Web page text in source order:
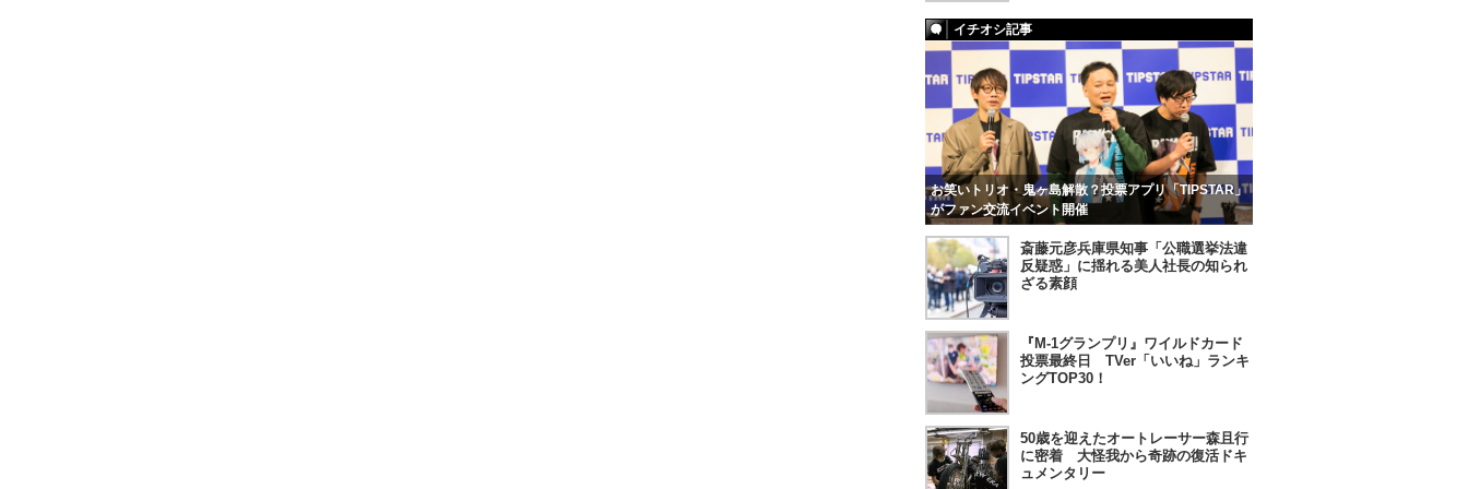
イチオシ記事
お笑いトリオ・鬼ヶ島解散？投票アプリ「TIPSTAR」
がファン交流イベント開催
斎藤元彦兵庫県知事「公職選挙法違
反疑惑」に揺れる美人社長の知られ
ざる素顔
『M-1グランプリ』ワイルドカード
投票最終日 TVer「いいね」ランキ
ングTOP30！
50歳を迎えたオートレーサー森且行
に密着 大怪我から奇跡の復活ドキ
ュメンタリー